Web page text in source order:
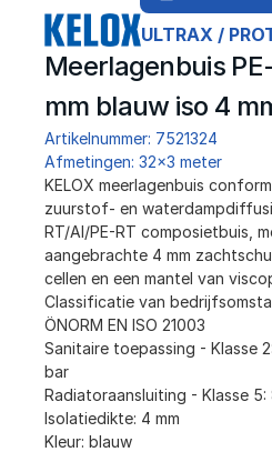
ULTRAX /
Meerlagenbuis
mm blauw iso 4
Artikelnummer: 7521324
Afmetingen: 32x3 meter
﻿KELOX meerlagenbuis conform
zuurstof- en
RT/Al/PE-RT composietbuis,
aangebrachte 4 mm
cellen en een mantel van
Classificatie van
ÖNORM EN ISO 21003
Sanitaire toepassing - Klasse
bar
Radiatoraansluiting - Klasse
Isolatiedikte: 4 mm
Kleur: blauw